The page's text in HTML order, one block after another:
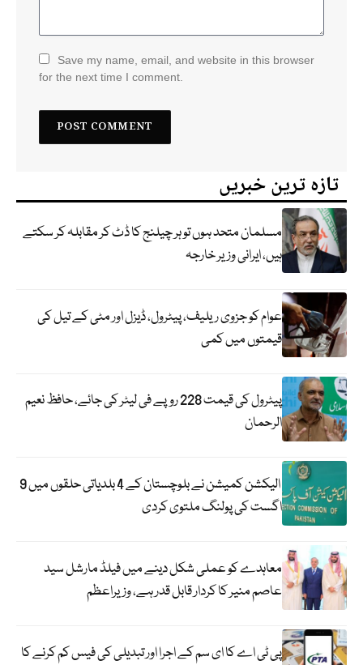
Save my name, email, and website in this browser
for the next time I comment.
تازہ ترین خبریں
مسلمان متحد ہوں تو ہر چیلنج کا ڈٹ کر مقابلہ کر سکتے
ہیں، ایرانی وزیر خارجہ
عوام کو جزوی ریلیف، پیٹرول، ڈیزل اور مٹی کے تیل کی
قیمتوں میں کمی
پیٹرول کی قیمت 228 روپے فی لیٹر کی جائے، حافظ نعیم
الرحمان
الیکشن کمیشن نے بلوچستان کے 4 بلدیاتی حلقوں میں 9
اگست کی پولنگ ملتوی کردی
معاہدے کو عملی شکل دینے میں فیلڈ مارشل سید
عاصم منیر کا کردار قابل قدر ہے، وزیراعظم
پی ٹی اے کا ای سم کے اجرا اور تبدیلی کی فیس کم کرنے کا